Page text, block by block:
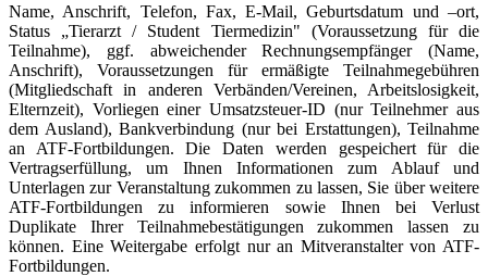
Name, Anschrift, Telefon, Fax, E-Mail, Geburtsdatum und –ort,
Status „Tierarzt / Student Tiermedizin" (Voraussetzung für die
Teilnahme), ggf. abweichender Rechnungsempfänger (Name,
Anschrift), Voraussetzungen für ermäßigte Teilnahmegebühren
(Mitgliedschaft in anderen Verbänden/Vereinen, Arbeitslosigkeit,
Elternzeit), Vorliegen einer Umsatzsteuer-ID (nur Teilnehmer aus
dem Ausland), Bankverbindung (nur bei Erstattungen), Teilnahme
an ATF-Fortbildungen. Die Daten werden gespeichert für die
Vertragserfüllung, um Ihnen Informationen zum Ablauf und
Unterlagen zur Veranstaltung zukommen zu lassen, Sie über weitere
ATF-Fortbildungen zu informieren sowie Ihnen bei Verlust
Duplikate Ihrer Teilnahmebestätigungen zukommen lassen zu
können. Eine Weitergabe erfolgt nur an Mitveranstalter von ATF-
Fortbildungen.